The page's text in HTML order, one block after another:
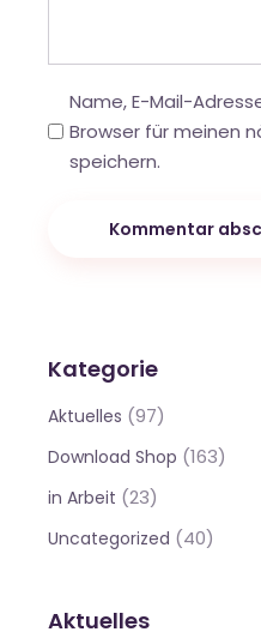
Name, E-Mail-
Browser für meinen
speichern.
Kommentar
Kategorie
Aktuelles (97)
Download Shop (163)
in Arbeit (23)
Uncategorized (40)
Aktuelles